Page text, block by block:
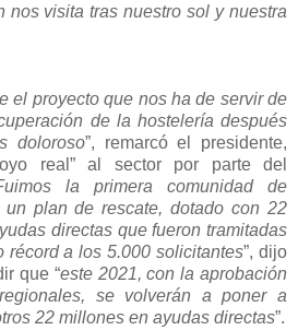
nos visita tras nuestro sol y nuestra
el proyecto que nos ha de servir de
de la hostelería después
doloroso”, remarcó el presidente,
real” al sector por parte del
la primera comunidad de
plan de rescate, dotado con 22
directas que fueron tramitadas
récord a los 5.000 solicitantes”, dijo
que “este 2021, con la aprobación
se volverán a poner a
22 millones en ayudas directas”.